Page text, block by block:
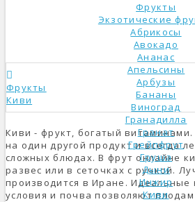
Фрукты
Экзотические
Абрикосы
Авокадо
Ананас
Апельсины
Арбузы
Бананы
Виноград
Гранадилла
Гранат
Грейпфрут
Груша
Дыни
Инжир
Киви
Фрукты
Киви
Киви - фрукт, богатый витаминами.
на один другой продукт и всегда
сложных блюдах. В фрут онлайне
развес или в сеточках с ручкой.
производится в Иране. Идеальные
условия и почва позволяют